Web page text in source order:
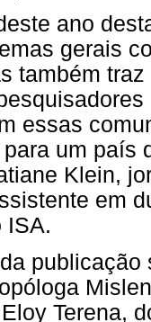
ano
gerais
também
essas
um país
Klein,
em
ISA.
Terena,